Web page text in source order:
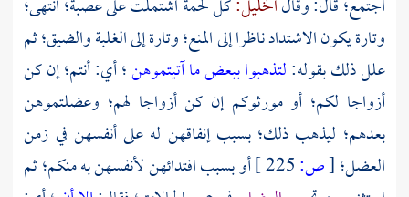
اجتمع؛ قال: وقالالخليل:كل لحمة اشتملت على عصبة؛ انتهى؛
وتارة يكون الاشتداد ناظرا إلى المنع؛ وتارة إلى الغلبة والضيق؛ ثم
علل ذلك بقوله:لتذهبوا ببعض ما آتيتموهن؛ أي: أنتم؛ إن كن
أزواجا لكم؛ أو مورثوكم إن كن أزواجا لهم؛ وعضلتموهن
بعدهم؛ ليذهب ذلك؛ بسبب إنفاقهن له على أنفسهن في زمن
العضل؛[ص:
أو بسبب افتدائهن لأنفسهن به منكم؛ ثم